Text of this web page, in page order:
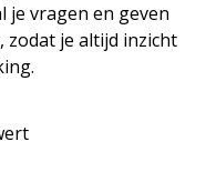
je vragen en geven
zodat je altijd inzicht